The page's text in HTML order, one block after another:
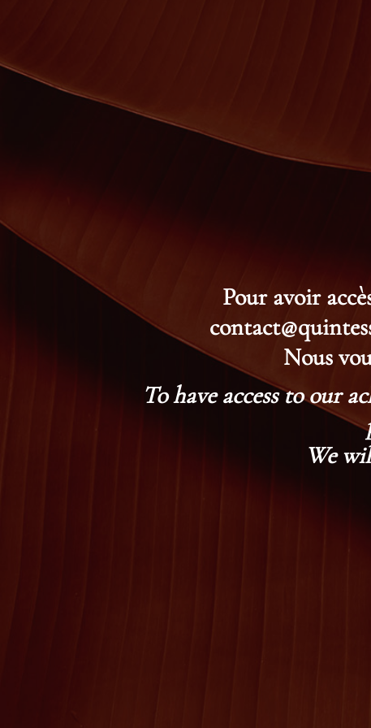
Pour avoir
Nous
To have access to our
We